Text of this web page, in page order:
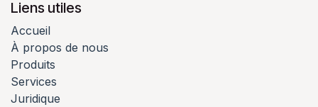
Liens utiles
Accueil
À propos de nous
Produits
Services
Juridique